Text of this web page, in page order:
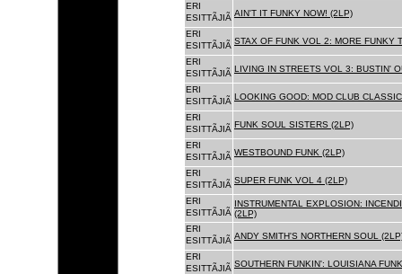
ERI
ESITTÃJIÃ AIN'T IT FUNKY NOW! (2LP)
ERI
ESITTÃJIÃ STAX OF FUNK VOL 2: MORE FUNKY
ERI
ESITTÃJIÃ LIVING IN STREETS VOL 3: BUSTIN'
ERI
ESITTÃJIÃ LOOKING GOOD: MOD CLUB
ERI
ESITTÃJIÃ FUNK SOUL SISTERS (2LP)
ERI
ESITTÃJIÃ WESTBOUND FUNK (2LP)
ERI
ESITTÃJIÃ SUPER FUNK VOL 4 (2LP)
ERI
ESITTÃJIÃ
INSTRUMENTAL EXPLOSION:
(2LP)
ERI
ESITTÃJIÃ ANDY SMITH'S NORTHERN SOUL
ERI
ESITTÃJIÃ SOUTHERN FUNKIN': LOUISIANA